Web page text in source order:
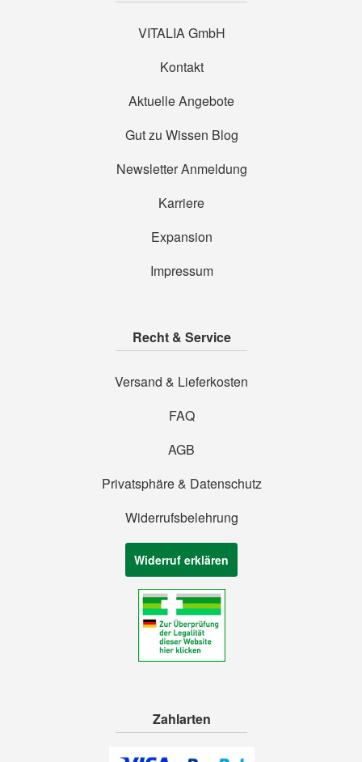
VITALIA GmbH
Kontakt
Aktuelle Angebote
Gut zu Wissen Blog
Newsletter Anmeldung
Karriere
Expansion
Impressum
Recht & Service
Versand & Lieferkosten
FAQ
AGB
Privatsphäre & Datenschutz
Widerrufsbelehrung
Widerruf erklären
Zahlarten